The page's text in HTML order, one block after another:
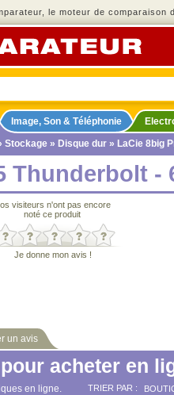
le moteur de comparaison
Image, Son & Téléphonie
Stockage » Disque dur » LaCie 8big
Thunderbolt -
visiteurs n'ont pas encore
noté ce produit
Je donne mon avis !
un avis
acheter en
en ligne. TRIER PAR :